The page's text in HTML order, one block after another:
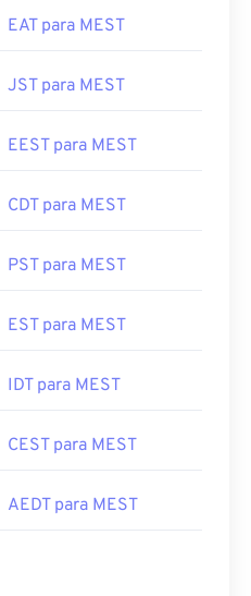
EAT para MEST
JST para MEST
EEST para MEST
CDT para MEST
PST para MEST
EST para MEST
IDT para MEST
CEST para MEST
AEDT para MEST